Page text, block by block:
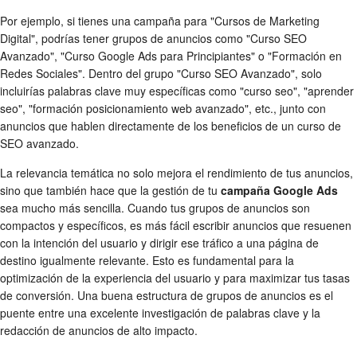
Por ejemplo, si tienes una campaña para "Cursos de Marketing
Digital", podrías tener grupos de anuncios como "Curso SEO
Avanzado", "Curso Google Ads para Principiantes" o "Formación en
Redes Sociales". Dentro del grupo "Curso SEO Avanzado", solo
incluirías palabras clave muy específicas como "curso seo", "aprender
seo", "formación posicionamiento web avanzado", etc., junto con
anuncios que hablen directamente de los beneficios de un curso de
SEO avanzado.
La relevancia temática no solo mejora el rendimiento de tus anuncios,
sino que también hace que la gestión de tu campaña Google Ads
sea mucho más sencilla. Cuando tus grupos de anuncios son
compactos y específicos, es más fácil escribir anuncios que resuenen
con la intención del usuario y dirigir ese tráfico a una página de
destino igualmente relevante. Esto es fundamental para la
optimización de la experiencia del usuario y para maximizar tus tasas
de conversión. Una buena estructura de grupos de anuncios es el
puente entre una excelente investigación de palabras clave y la
redacción de anuncios de alto impacto.